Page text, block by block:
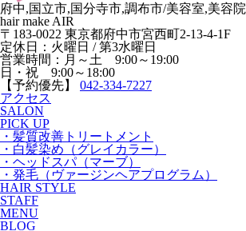
府中,国立市,国分寺市,調布市/美容室,美容院
hair make AIR
〒183-0022 東京都府中市宮西町2-13-4-1F
定休日：火曜日 / 第3水曜日
営業時間：月～土 9:00～19:00
日・祝 9:00～18:00
【予約優先】 042-334-7227
アクセス
SALON
PICK UP
・髪質改善トリートメント
・白髪染め（グレイカラー）
・ヘッドスパ（マーブ）
・発毛（ヴァージンヘアプログラム）
HAIR STYLE
STAFF
MENU
BLOG